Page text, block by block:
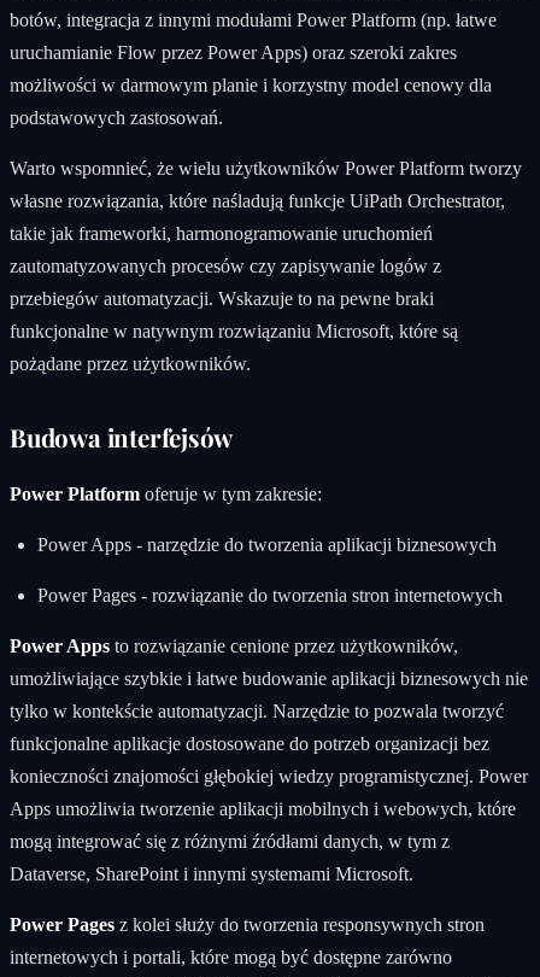
botów, integracja z innymi modułami Power Platform (np. łatwe
uruchamianie Flow przez Power Apps) oraz szeroki zakres
możliwości w darmowym planie i korzystny model cenowy dla
podstawowych zastosowań.
Warto wspomnieć, że wielu użytkowników Power Platform tworzy
własne rozwiązania, które naśladują funkcje UiPath Orchestrator,
takie jak frameworki, harmonogramowanie uruchomień
zautomatyzowanych procesów czy zapisywanie logów z
przebiegów automatyzacji. Wskazuje to na pewne braki
funkcjonalne w natywnym rozwiązaniu Microsoft, które są
pożądane przez użytkowników.
Budowa interfejsów
Power Platform oferuje w tym zakresie:
Power Apps - narzędzie do tworzenia aplikacji biznesowych
Power Pages - rozwiązanie do tworzenia stron internetowych
Power Apps to rozwiązanie cenione przez użytkowników,
umożliwiające szybkie i łatwe budowanie aplikacji biznesowych nie
tylko w kontekście automatyzacji. Narzędzie to pozwala tworzyć
funkcjonalne aplikacje dostosowane do potrzeb organizacji bez
konieczności znajomości głębokiej wiedzy programistycznej. Power
Apps umożliwia tworzenie aplikacji mobilnych i webowych, które
mogą integrować się z różnymi źródłami danych, w tym z
Dataverse, SharePoint i innymi systemami Microsoft.
Power Pages z kolei służy do tworzenia responsywnych stron
internetowych i portali, które mogą być dostępne zarówno